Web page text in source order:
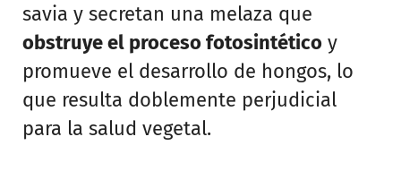
savia y secretan una melaza que
obstruye el proceso fotosintético y
promueve el desarrollo de hongos, lo
que resulta doblemente perjudicial
para la salud vegetal.